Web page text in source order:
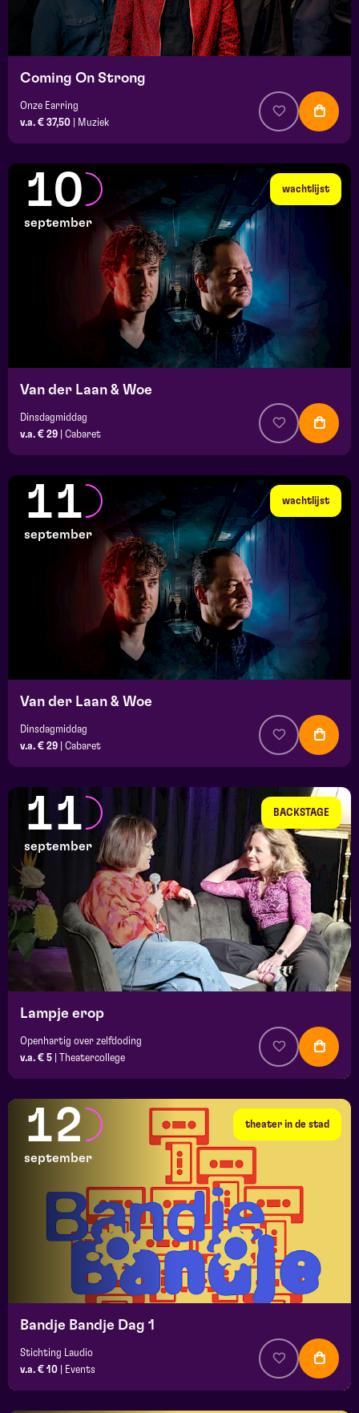
Coming On Strong
Onze Earring
v.a. € 37,50
Muziek
wachtlijst
10
september
Van der Laan & Woe
Dinsdagmiddag
v.a. € 29
Cabaret
wachtlijst
11
september
Van der Laan & Woe
Dinsdagmiddag
v.a. € 29
Cabaret
BACKSTAGE
11
september
Lampje erop
Openhartig over zelfdoding
v.a. € 5
Theatercollege
theater in de stad
12
september
Bandje Bandje Dag 1
Stichting Laudio
v.a. € 10
Events